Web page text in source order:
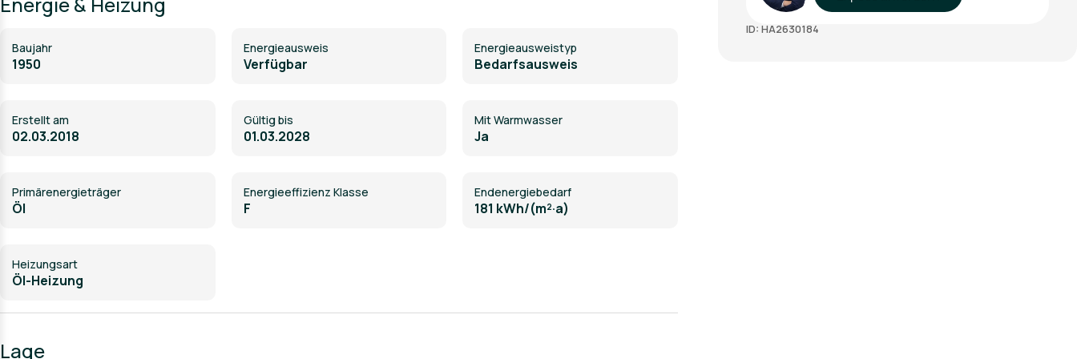
• Holzisolierglasfenster
• Einbauküche mit Cerankochfeld, Backofen, Dunstabzugshaube
• Kühl-/Gefrierkombination
• Tageslichtbad mit Dusche, WC, Waschbecken
• Garage mit elektrischem Tor
• Einbauküche und Garage im Kaufpreis enthalten
Baujahr
1950
Energieausweis
Verfügbar
Energie­ausweistyp
Bedarfsausweis
Erstellt am
02.03.2018
Gültig bis
01.03.2028
Mit Warmwasser
Ja
Primärenergieträger
Öl
Energieeffizienz Klasse
F
Endenergiebedarf
181 kWh/(m²·a)
Heizungsart
Öl-Heizung
Lage
ID: HA2630184